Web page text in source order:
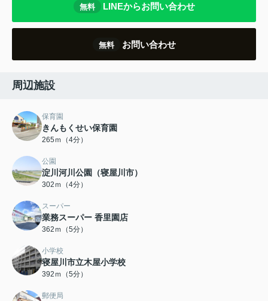
無料 LINEからお問い合わせ
無料 お問い合わせ
周辺施設
保育園
きんもくせい保育園
265ｍ（4分）
公園
淀川河川公園（寝屋川市）
302ｍ（4分）
スーパー
業務スーパー 香里園店
362ｍ（5分）
小学校
寝屋川市立木屋小学校
392ｍ（5分）
郵便局